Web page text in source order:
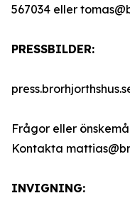
567034 eller
PRESSBILDER:
Frågor eller
Kontakta
INVIGNING: